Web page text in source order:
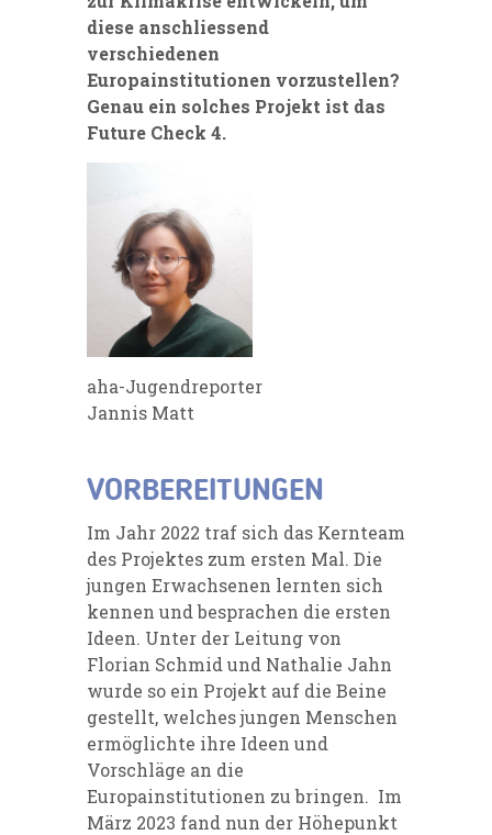
diese anschliessend
verschiedenen
Europainstitutionen vorzustellen?
Genau ein solches Projekt ist das
Future Check 4.
aha-Jugendreporter
Jannis Matt
VORBEREITUNGEN
Im Jahr 2022 traf sich das Kernteam
des Projektes zum ersten Mal. Die
jungen Erwachsenen lernten sich
kennen und besprachen die ersten
Ideen. Unter der Leitung von
Florian Schmid und Nathalie Jahn
wurde so ein Projekt auf die Beine
gestellt, welches jungen Menschen
ermöglichte ihre Ideen und
Vorschläge an die
Europainstitutionen zu bringen. Im
März 2023 fand nun der Höhepunkt